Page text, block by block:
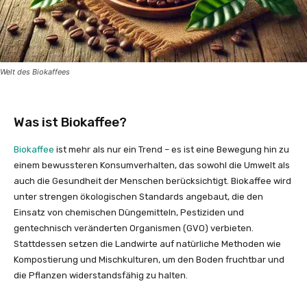
Welt des Biokaffees
Was ist Biokaffee?
Biokaffee ist mehr als nur ein Trend – es ist eine Bewegung hin zu
einem bewussteren Konsumverhalten, das sowohl die Umwelt als
auch die Gesundheit der Menschen berücksichtigt. Biokaffee wird
unter strengen ökologischen Standards angebaut, die den
Einsatz von chemischen Düngemitteln, Pestiziden und
gentechnisch veränderten Organismen (GVO) verbieten.
Stattdessen setzen die Landwirte auf natürliche Methoden wie
Kompostierung und Mischkulturen, um den Boden fruchtbar und
die Pflanzen widerstandsfähig zu halten.